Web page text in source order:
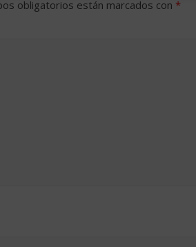
obligatorios están marcados con *